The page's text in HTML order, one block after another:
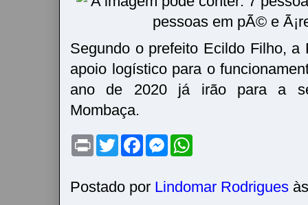
Segundo o prefeito Ecildo Filho, a
apoio logístico para o
ano de 2020 já irão para a
Mombaça.
P
t
T
w
t
e
F
a
b
o
M
e
e
n
s
A
Postado por Lindomar Rodrigues